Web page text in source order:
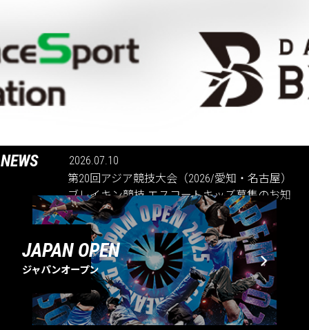
NEWS
2026.07.10
第20回アジア競技大会（2026/愛知・名古屋）
ブレイキン競技 エスコートキッズ募集のお知
らせ
JAPAN OPEN
ジャパンオープン